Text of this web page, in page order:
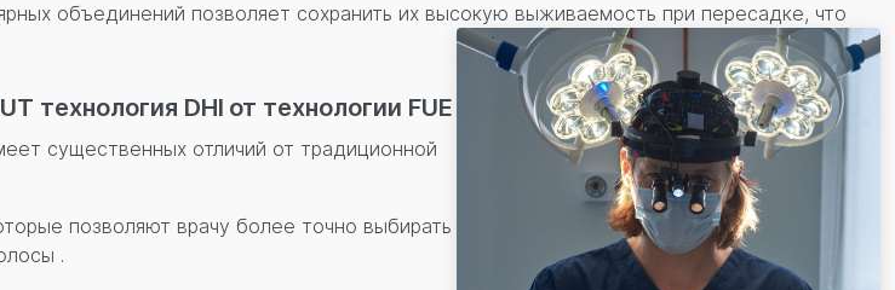
объединений позволяет сохранить их высокую выживаемость при пересадке, что
технология DHI от технологии FUE
существенных отличий от традиционной
позволяют врачу более точно выбирать
.